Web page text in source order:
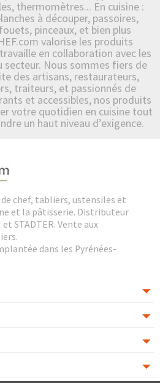
thermomètres... En cuisine :
à découper, passoires,
pinceaux, et bien plus
valorise les produits
en collaboration avec les
secteur. Nous sommes fiers de
des artisans, restaurateurs,
traiteurs, et passionnés de
et accessibles, nos produits
votre quotidien en cuisine tout
un haut niveau d’exigence.
chef, tabliers, ustensiles et
et la pâtisserie. Distributeur
STADTER. Vente aux
dans les Pyrénées-